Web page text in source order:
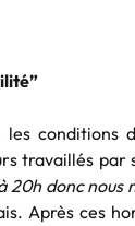
conditions
travaillés par
20h donc nous
Après ces